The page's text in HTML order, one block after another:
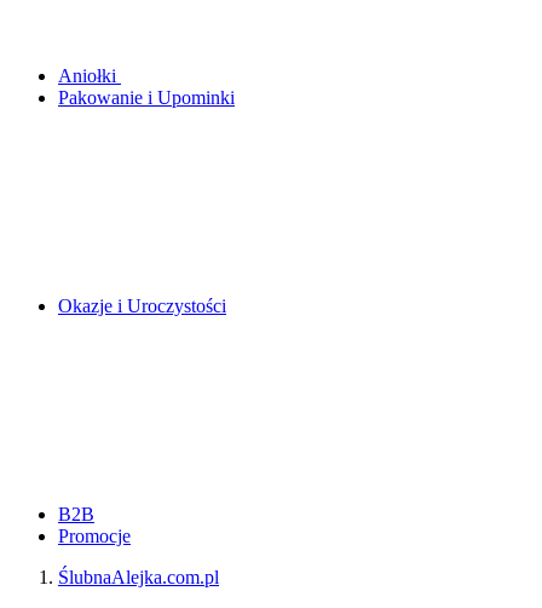
Aniołki
Pakowanie i Upominki
Okazje i Uroczystości
B2B
Promocje
ŚlubnaAlejka.com.pl